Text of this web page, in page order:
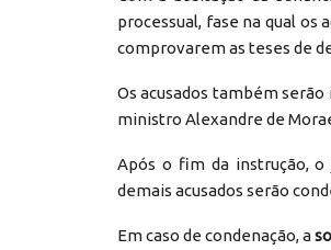
processual, fase na qual os
comprovarem as teses de
Os acusados também
ministro Alexandre de
Após o fim da instrução,
demais acusados serão
Em caso de condenação, a